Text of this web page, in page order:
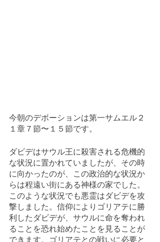
今朝のデボーションは第一サムエル２
１章７節〜１５節です。
ダビデはサウル王に殺害される危機的
な状況に置かれていましたが、その時
に向かったのが、この政治的な状況か
らは程遠い街にある神様の家でした。
このような状況でも悪霊はダビデを攻
撃しました。信仰によりゴリアテに勝
利したダビデが、サウルに命を奪われ
ることを恐れ始めたことを見ることが
できます。ゴリアテとの戦いに必要と